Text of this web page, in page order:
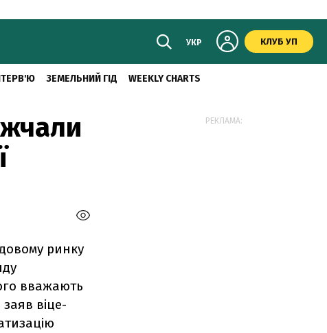
УКР КЛУБ УП
ЗЕМЕЛЬНИЙ ГІД WEEKLY CHARTS
ринку
вважають
віце-
РЕКЛАМА: